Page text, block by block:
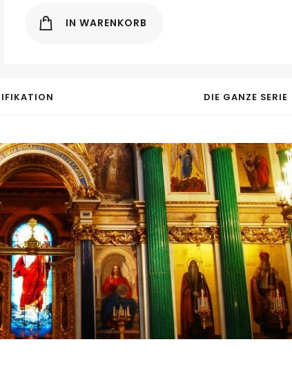
IN WARENKORB
DIE GANZE SERIE